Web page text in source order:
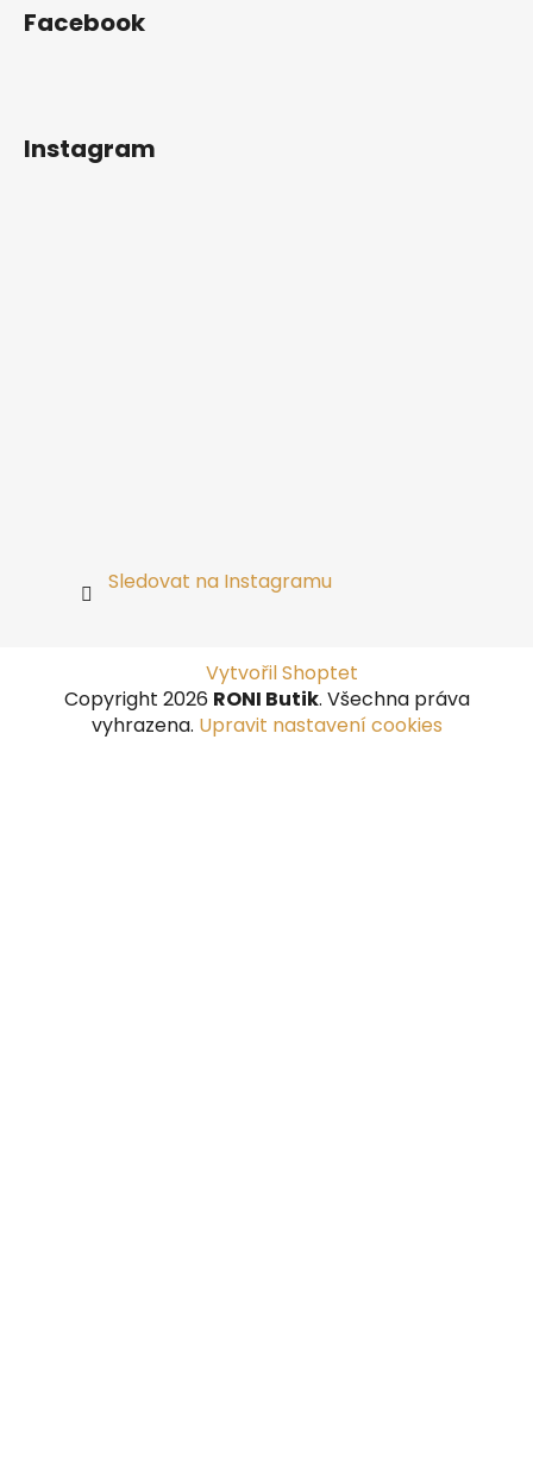
Facebook
Instagram
Sledovat na Instagramu
Vytvořil Shoptet
Copyright 2026 RONI Butik. Všechna práva
vyhrazena. Upravit nastavení cookies